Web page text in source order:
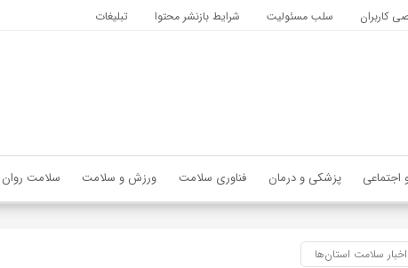
کاربران سلب مسئولیت شرایط بازنشر محتوا تبلیغات
پزشکی و درمان فناوری سلامت ورزش و سلامت سلامت روان
اخبار سلامت استان‌ها